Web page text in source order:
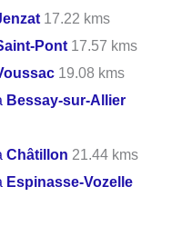
17.22 kms
Pont 17.57 kms
19.08 kms
Bessay-sur-Allier
Châtillon 21.44 kms
Espinasse-Vozelle